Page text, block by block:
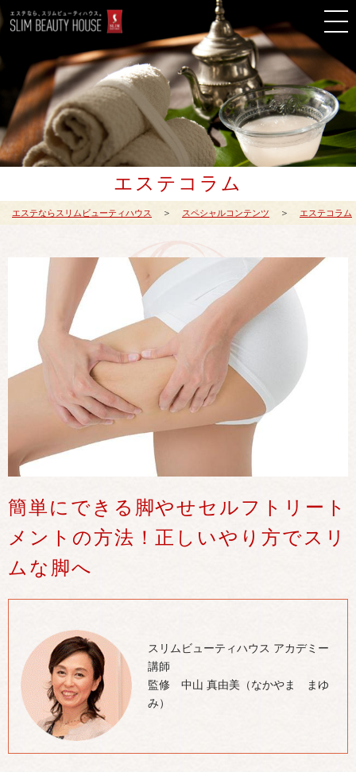
エステコラム
エステならスリムビューティハウス スペシャルコンテンツ エステコラム
簡単にできる脚やせセルフトリート
メントの方法！正しいやり方でスリ
ムな脚へ
スリムビューティハウス アカデミー
講師
監修 中山 真由美（なかやま まゆ
み）